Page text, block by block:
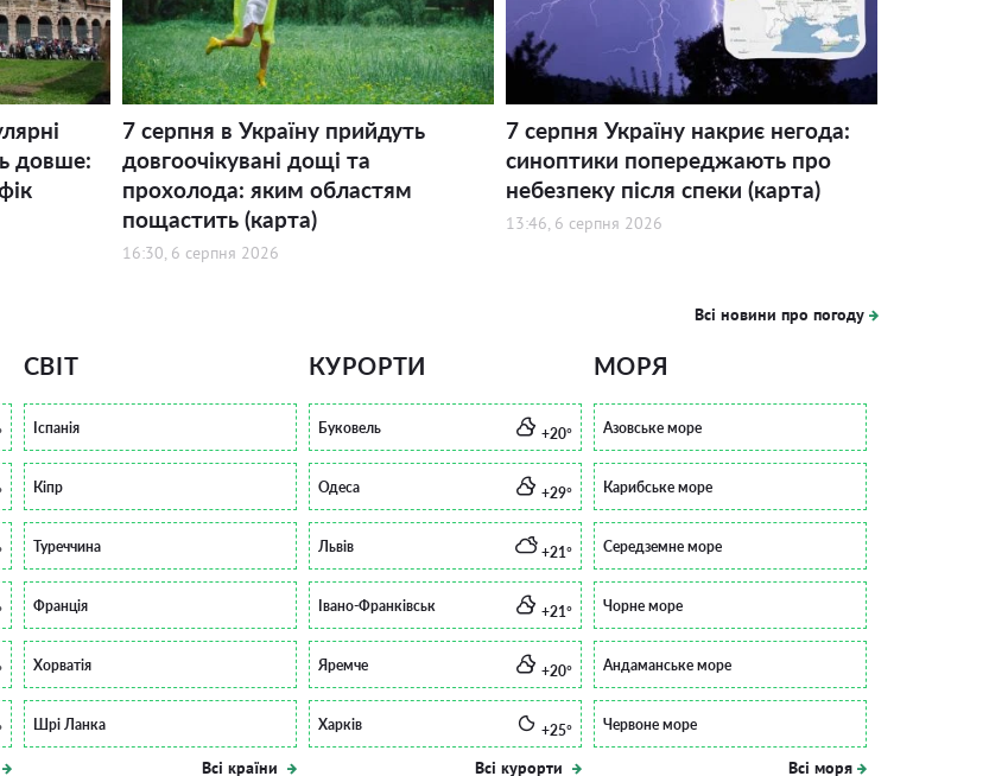
довше:
7 серпня в Україну прийдуть
довгоочікувані дощі та
прохолода: яким областям
пощастить (карта)
16:30, 6 серпня 2026
7 серпня Україну накриє негода:
синоптики попереджають про
небезпеку після спеки (карта)
13:46, 6 серпня 2026
Всі новини про погоду
СВІТ
Іспанія
Кіпр
Туреччина
Франція
Хорватія
Шрі Ланка
Всі країни
КУРОРТИ
Буковель +20°
Одеса +29°
Львів +21°
Івано-Франківськ +21°
Яремче +20°
Харків +25°
Всі курорти
МОРЯ
Азовське море
Карибське море
Середземне море
Чорне море
Андаманське море
Червоне море
Всі моря